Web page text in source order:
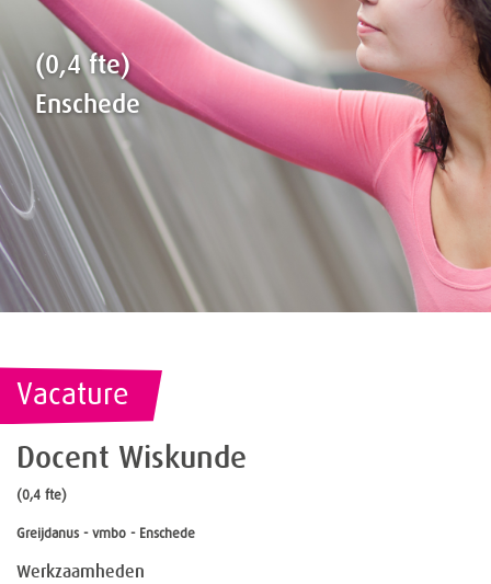
(0,4 fte)
Enschede
Vacature
Docent Wiskunde
(0,4 fte)
Greijdanus - vmbo - Enschede
Werkzaamheden